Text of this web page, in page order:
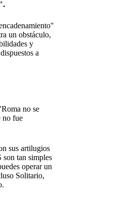
un obstáculo,
y
a
no se
no fue
sus artilugios
son tan simples
operar un
Solitario,